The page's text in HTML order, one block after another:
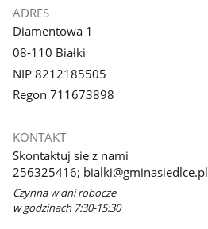
ADRES
Diamentowa 1
08-110 Białki
NIP 8212185505
Regon 711673898
KONTAKT
Skontaktuj się z nami
256325416; bialki@gminasiedlce.pl
Czynna w dni robocze
w godzinach 7:30-15:30